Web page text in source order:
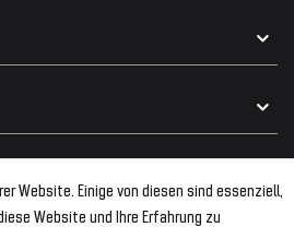
Website. Einige von diesen sind essenziell,
Website und Ihre Erfahrung zu
Powered by